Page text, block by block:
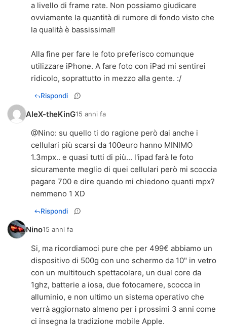
a livello di frame rate. Non possiamo giudicare
ovviamente la quantità di rumore di fondo visto che
la qualità è bassissima!!
Alla fine per fare le foto preferisco comunque
utilizzare iPhone. A fare foto con iPad mi sentirei
ridicolo, soprattutto in mezzo alla gente. :/
Rispondi
AleX-theKinG15 anni fa
@Nino: su quello ti do ragione però dai anche i
cellulari più scarsi da 100euro hanno MINIMO
1.3mpx.. e quasi tutti di più... l'ipad farà le foto
sicuramente meglio di quei cellulari però mi scoccia
pagare 700 e dire quando mi chiedono quanti mpx?
nemmeno 1 XD
Rispondi
Nino15 anni fa
Si, ma ricordiamoci pure che per 499€ abbiamo un
dispositivo di 500g con uno schermo da 10" in vetro
con un multitouch spettacolare, un dual core da
1ghz, batterie a iosa, due fotocamere, scocca in
alluminio, e non ultimo un sistema operativo che
verrà aggiornato almeno per i prossimi 3 anni come
ci insegna la tradizione mobile Apple.